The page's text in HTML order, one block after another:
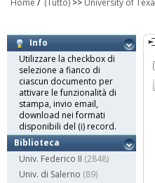
Home / (Tutto) >> University of
Info
Utilizzare la checkbox di
selezione a fianco di
ciascun documento per
attivare le funzionalità di
stampa, invio email,
download nei formati
disponibili del (i) record.
Biblioteca
Univ. Federico II (2848)
Univ. di Salerno (89)